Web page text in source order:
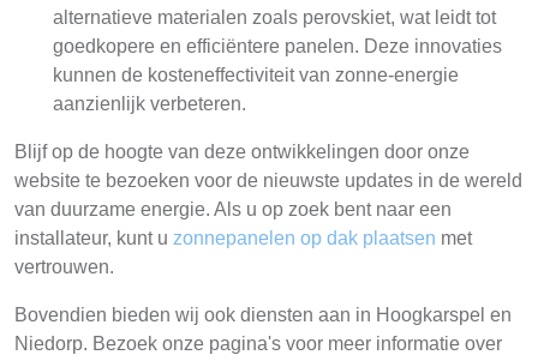
alternatieve materialen zoals perovskiet, wat leidt tot
goedkopere en efficiëntere panelen. Deze innovaties
kunnen de kosteneffectiviteit van zonne-energie
aanzienlijk verbeteren.
Blijf op de hoogte van deze ontwikkelingen door onze
website te bezoeken voor de nieuwste updates in de wereld
van duurzame energie. Als u op zoek bent naar een
installateur, kunt u zonnepanelen op dak plaatsen met
vertrouwen.
Bovendien bieden wij ook diensten aan in Hoogkarspel en
Niedorp. Bezoek onze pagina's voor meer informatie over